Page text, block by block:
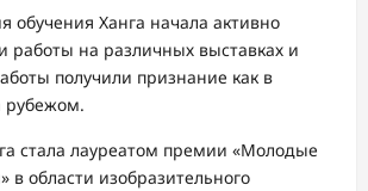
обучения Ханга начала активно
работы на различных выставках и
получили признание как в
рубежом.
стала лауреатом премии «Молодые
в области изобразительного